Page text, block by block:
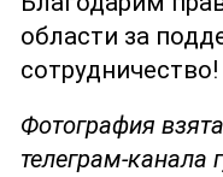
области за
сотрудничество!
Фотография
телеграм-канала